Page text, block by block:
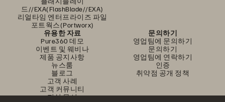
드//EXA(FlashBlade//EXA)
리얼타임 엔터프라이즈 파일
포트웍스(Portworx)
유용한 자료
Pure360 데모
이벤트 및 웨비나
제품 공지사항
뉴스룸
블로그
고객 사례
고객 커뮤니티
지식 문서
문의하기
영업팀에 문의하기
문의하기
영업팀에 연락하기
인증
취약점 공개 정책